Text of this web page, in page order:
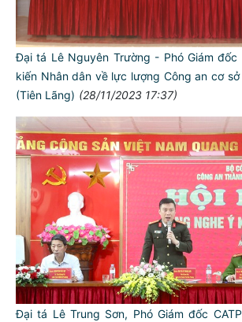
Đại tá Lê Nguyên Trường - Phó Giám đốc
kiến Nhân dân về lực lượng Công an cơ
(Tiên Lãng) (28/11/2023 17:37)
Đại tá Lê Trung Sơn, Phó Giám đốc